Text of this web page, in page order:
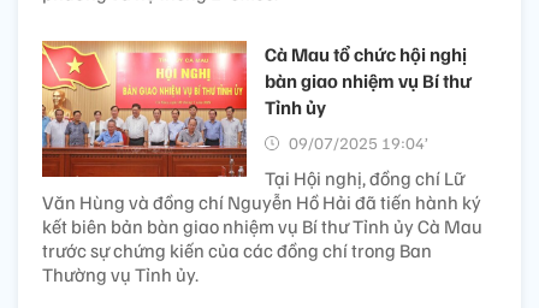
Cà Mau tổ chức hội nghị
bàn giao nhiệm vụ Bí thư
Tỉnh ủy
09/07/2025 19:04’
Tại Hội nghị, đồng chí Lữ
Văn Hùng và đồng chí Nguyễn Hồ Hải đã tiến hành ký
kết biên bản bàn giao nhiệm vụ Bí thư Tỉnh ủy Cà Mau
trước sự chứng kiến của các đồng chí trong Ban
Thường vụ Tỉnh ủy.